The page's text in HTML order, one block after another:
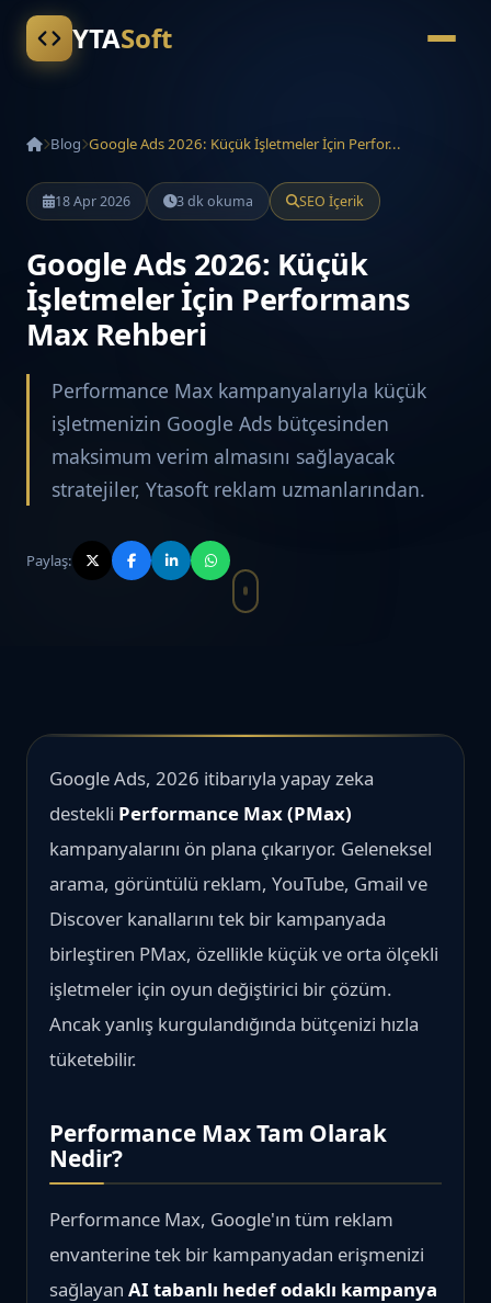
YTASoft
Blog Google Ads 2026: Küçük İşletmeler İçin Perfor...
18 Apr 2026 3 dk okuma SEO İçerik
Google Ads 2026: Küçük
İşletmeler İçin Performans
Max Rehberi
Performance Max kampanyalarıyla küçük
işletmenizin Google Ads bütçesinden
maksimum verim almasını sağlayacak
stratejiler, Ytasoft reklam uzmanlarından.
Paylaş:
Google Ads, 2026 itibarıyla yapay zeka
destekli Performance Max (PMax)
kampanyalarını ön plana çıkarıyor. Geleneksel
arama, görüntülü reklam, YouTube, Gmail ve
Discover kanallarını tek bir kampanyada
birleştiren PMax, özellikle küçük ve orta ölçekli
işletmeler için oyun değiştirici bir çözüm.
Ancak yanlış kurgulandığında bütçenizi hızla
tüketebilir.
Performance Max Tam Olarak
Nedir?
Performance Max, Google'ın tüm reklam
envanterine tek bir kampanyadan erişmenizi
sağlayan AI tabanlı hedef odaklı kampanya